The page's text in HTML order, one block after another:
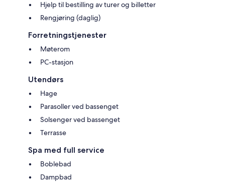
Hjelp til bestilling av turer og billetter
Rengjøring (daglig)
Forretningstjenester
Møterom
PC-stasjon
Utendørs
Hage
Parasoller ved bassenget
Solsenger ved bassenget
Terrasse
Spa med full service
Boblebad
Dampbad